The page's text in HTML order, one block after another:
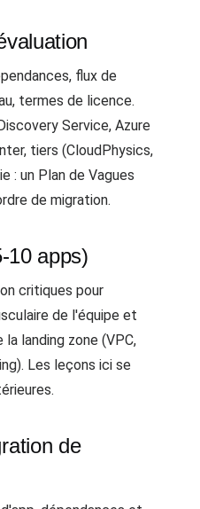
flux de
termes de licence.
Service, Azure
tiers (CloudPhysics,
: un Plan de Vagues
de migration.
10 apps)
critiques pour
de l'équipe et
landing zone (VPC,
Les leçons ici se
de